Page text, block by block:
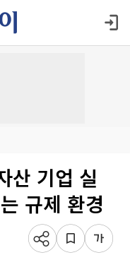
산 기업 실
규제 환경